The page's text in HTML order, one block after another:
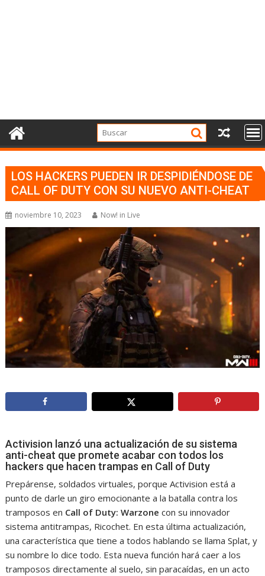
LOS HACKERS PUEDEN IR DESPIDIÉNDOSE DE
CALL OF DUTY CON SU NUEVO ANTI-CHEAT
noviembre 10, 2023 Now! in Live
Activision lanzó una actualización de su sistema
anti-cheat que promete acabar con todos los
hackers que hacen trampas en Call of Duty
Prepárense, soldados virtuales, porque Activision está a
punto de darle un giro emocionante a la batalla contra los
tramposos en Call of Duty: Warzone con su innovador
sistema antitrampas, Ricochet. En esta última actualización,
una característica que tiene a todos hablando se llama Splat, y
su nombre lo dice todo. Esta nueva función hará caer a los
tramposos directamente al suelo, sin paracaídas, en un acto